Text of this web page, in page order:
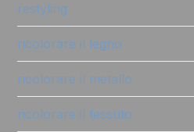
restyling
ricolorare il legno
ricolorare il metallo
ricolorare il tessuto